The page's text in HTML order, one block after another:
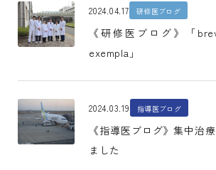
2024.04.17 研修医ブログ
《研修医ブログ》「
exempla」
2024.03.19 指導医ブログ
《指導医ブログ》集中治
ました